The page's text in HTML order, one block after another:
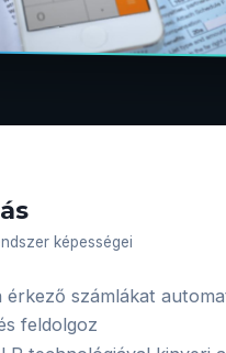
képességei
érkező számlákat
feldolgoz